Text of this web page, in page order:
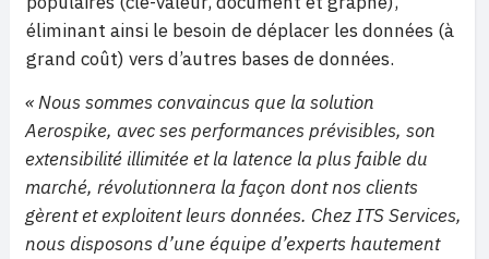
éliminant ainsi le besoin de déplacer les données (à
grand coût) vers d’autres bases de données.
« Nous sommes convaincus que la solution
Aerospike, avec ses performances prévisibles, son
extensibilité illimitée et la latence la plus faible du
marché, révolutionnera la façon dont nos clients
gèrent et exploitent leurs données. Chez ITS Services,
nous disposons d’une équipe d’experts hautement